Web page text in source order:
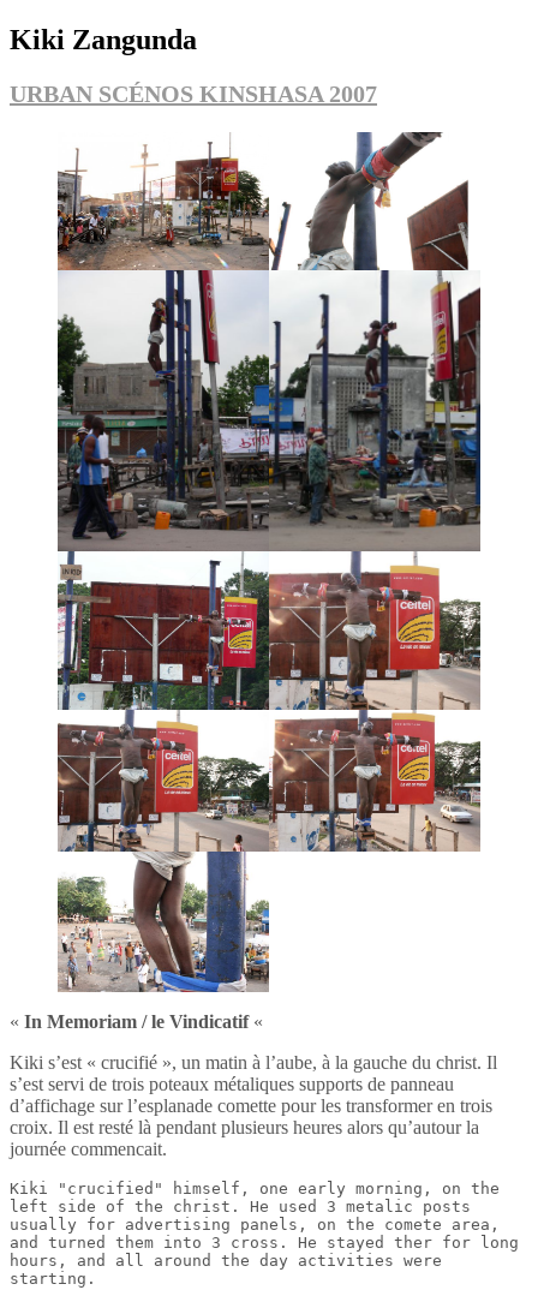
Kiki Zangunda
URBAN SCÉNOS KINSHASA 2007
« In Memoriam / le Vindicatif «
Kiki s’est « crucifié », un matin à l’aube, à la gauche du christ. Il
s’est servi de trois poteaux métaliques supports de panneau
d’affichage sur l’esplanade comette pour les transformer en trois
croix. Il est resté là pendant plusieurs heures alors qu’autour la
journée commencait.
Kiki "crucified" himself, one early morning, on the
left side of the christ. He used 3 metalic posts
usually for advertising panels, on the comete area,
and turned them into 3 cross. He stayed ther for long
hours, and all around the day activities were
starting.